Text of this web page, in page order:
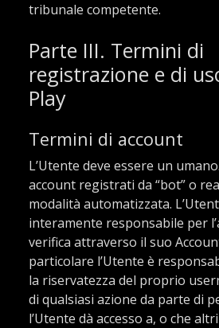
tribunale competente.
Parte III. Termini di
registrazione e di
Play
Termini di account
L’Utente deve essere un
account registrati da “bot” o
modalità automatizzata.
interamente responsabile per
verifica attraverso il suo
particolare l’Utente è
la riservatezza del proprio
di qualsiasi azione da parte di
l’Utente dà accesso a, o che